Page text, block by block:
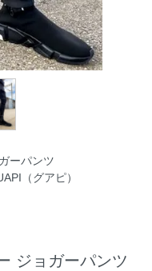
ーパンツ
（グアピ）
ジョガーパンツ